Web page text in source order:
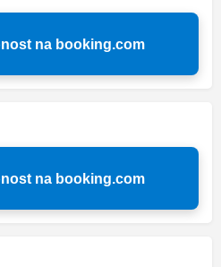
na booking.com
na booking.com